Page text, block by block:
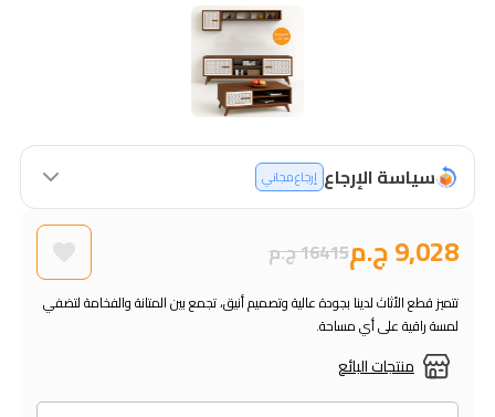
سياسة الإرجاع إرجاع مجاني
9,028 ج.م 16415 ج.م
منتجات البائع
تتميز قطع الأثاث لدينا بجودة عالية وتصميم أنيق، تجمع بين المتانة والفخامة لتضفي
لمسة راقية على أي مساحة.